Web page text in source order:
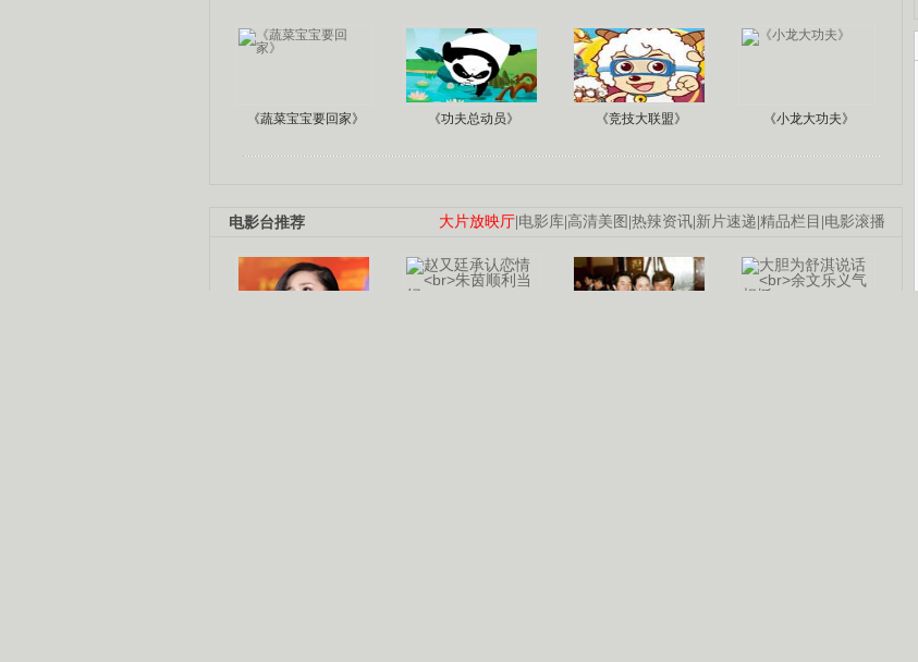
《蔬菜宝宝要回家》 《功夫总动员》 《竞技大联盟》 《小龙大功夫》
大片放映厅 电影库 高清美图 热辣资讯 新片速递 精品栏目 电影滚播
电影台推荐